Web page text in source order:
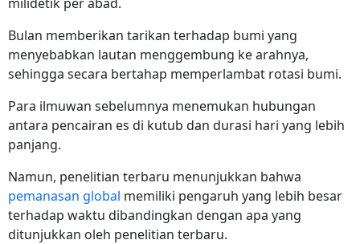
Bulan memberikan tarikan terhadap bumi yang
menyebabkan lautan menggembung ke arahnya,
sehingga secara bertahap memperlambat rotasi bumi.
Para ilmuwan sebelumnya menemukan hubungan
antara pencairan es di kutub dan durasi hari yang lebih
panjang.
Namun, penelitian terbaru menunjukkan bahwa
pemanasan global memiliki pengaruh yang lebih besar
terhadap waktu dibandingkan dengan apa yang
ditunjukkan oleh penelitian terbaru.